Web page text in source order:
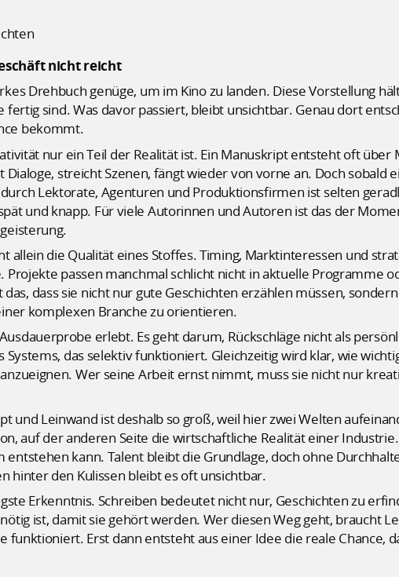
nicht reicht
Drehbuch genüge, um im Kino zu landen. Diese Vorstellung
fertig sind. Was davor passiert, bleibt unsichtbar. Genau dort
bekommt.
nur ein Teil der Realität ist. Ein Manuskript entsteht oft über
streicht Szenen, fängt wieder von vorne an. Doch sobald
Lektorate, Agenturen und Produktionsfirmen ist selten
und knapp. Für viele Autorinnen und Autoren ist das der
allein die Qualität eines Stoffes. Timing, Marktinteressen und
Projekte passen manchmal schlicht nicht in aktuelle Programme
dass sie nicht nur gute Geschichten erzählen müssen,
komplexen Branche zu orientieren.
erlebt. Es geht darum, Rückschläge nicht als
Systems, das selektiv funktioniert. Gleichzeitig wird klar, wie
Wer seine Arbeit ernst nimmt, muss sie nicht nur
und Leinwand ist deshalb so groß, weil hier zwei Welten
auf der anderen Seite die wirtschaftliche Realität einer
kann. Talent bleibt die Grundlage, doch ohne
hinter den Kulissen bleibt es oft unsichtbar.
Erkenntnis. Schreiben bedeutet nicht nur, Geschichten zu
ist, damit sie gehört werden. Wer diesen Weg geht, braucht
funktioniert. Erst dann entsteht aus einer Idee die reale Chance,